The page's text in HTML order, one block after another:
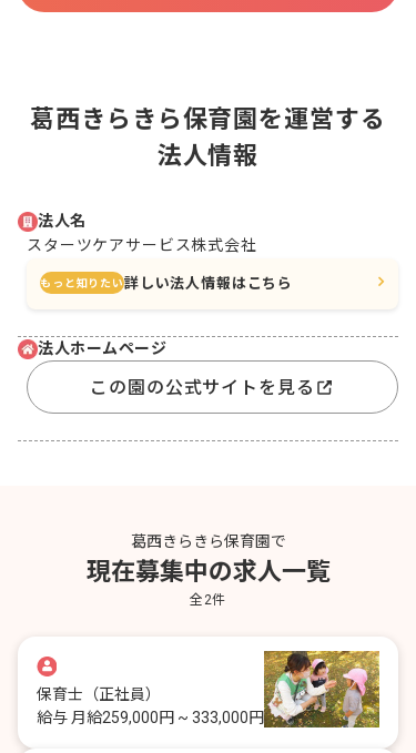
葛西きらきら保育園を運営する
法人情報
法人名
スターツケアサービス株式会社
もっと知りたい詳しい法人情報はこちら
法人ホームページ
この園の公式サイトを見る
葛西きらきら保育園で
現在募集中の求人一覧
全2件
保育士 （正社員）
給与 月給259,000円 ~ 333,000円